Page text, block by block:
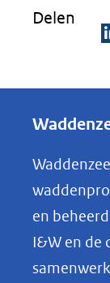
Delen
n
p
en
I&W en de